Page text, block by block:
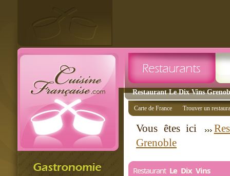
Restaurant Le Dix Vins
Carte de France Trouver un
Vous êtes ici
Grenoble
Restaurant Le Dix Vins